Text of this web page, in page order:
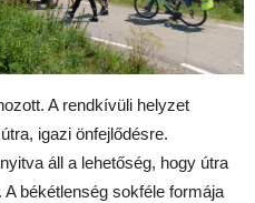
A rendkívüli helyzet
igazi önfejlődésre.
áll a lehetőség, hogy útra
békétlenség sokféle formája